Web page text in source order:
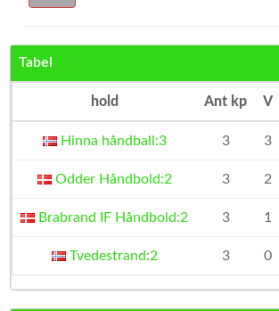
Tabel
hold Ant kp V
Hinna håndball:3 3 3
Odder Håndbold:2 3 2
Brabrand IF Håndbold:2 3 1
Tvedestrand:2 3 0